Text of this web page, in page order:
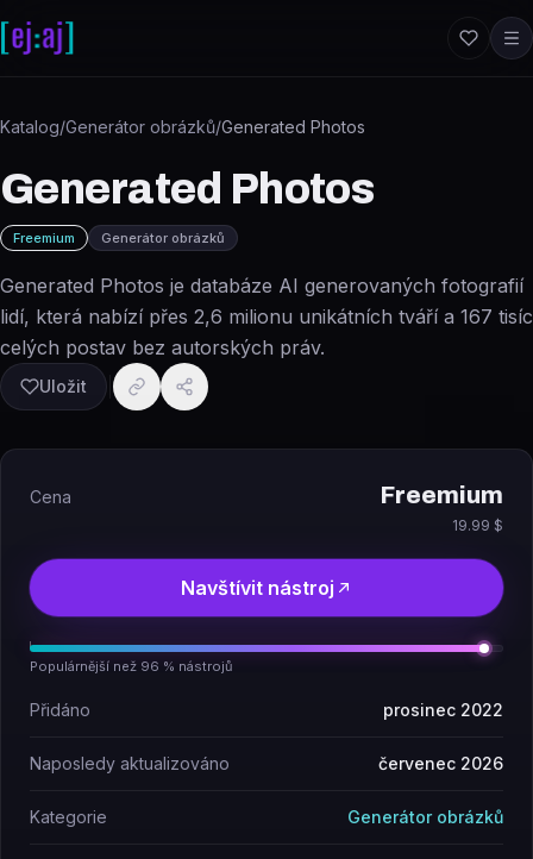
Katalog/Generátor obrázků/Generated Photos
Generated Photos
Freemium Generátor obrázků
Generated Photos je databáze AI generovaných fotografií
lidí, která nabízí přes 2,6 milionu unikátních tváří a 167 tisíc
celých postav bez autorských práv.
Uložit
Cena Freemium
19.99 $
Navštívit nástroj
Populárnější než 96 % nástrojů
Přidáno prosinec 2022
Naposledy aktualizováno červenec 2026
Kategorie Generátor obrázků